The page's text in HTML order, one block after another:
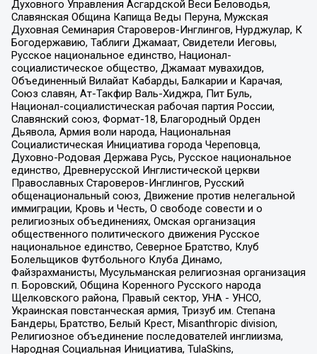
Духовного Управления Асгардской Веси Беловодья,
Славянская Община Капища Веды Перуна, Мужская
Духовная Семинария Староверов-Инглингов, Нурджулар, К
Богодержавию, Таблиги Джамаат, Свидетели Иеговы,
Русское национальное единство, Национал-
социалистическое общество, Джамаат мувахидов,
Объединенный Вилайат Кабарды, Балкарии и Карачая,
Союз славян, Ат-Такфир Валь-Хиджра, Пит Буль,
Национал-социалистическая рабочая партия России,
Славянский союз, Формат-18, Благородный Орден
Дьявола, Армия воли народа, Национальная
Социалистическая Инициатива города Череповца,
Духовно-Родовая Держава Русь, Русское национальное
единство, Древнерусской Инглистической церкви
Православных Староверов-Инглингов, Русский
общенациональный союз, Движение против нелегальной
иммиграции, Кровь и Честь, О свободе совести и о
религиозных объединениях, Омская организация
общественного политического движения Русское
национальное единство, Северное Братство, Клуб
Болельщиков Футбольного Клуба Динамо,
Файзрахманисты, Мусульманская религиозная организация
п. Боровский, Община Коренного Русского народа
Щелковского района, Правый сектор, УНА - УНСО,
Украинская повстанческая армия, Тризуб им. Степана
Бандеры, Братство, Белый Крест, Misanthropic division,
Религиозное объединение последователей инглиизма,
Народная Социальная Инициатива, TulaSkins,